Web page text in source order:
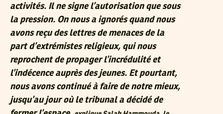
activités. Il ne signe l’autorisation que sous
la pression. On nous a ignorés quand nous
avons reçu des lettres de menaces de la
part d’extrémistes religieux, qui nous
reprochent de propager l’incrédulité et
l’indécence auprès des jeunes. Et pourtant,
nous avons continué à faire de notre mieux,
jusqu’au jour où le tribunal a décidé de